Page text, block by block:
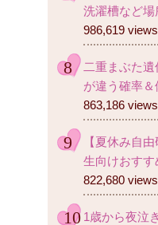
洗濯槽など
986,619 views
二重まぶた
が違う確率＆
863,186 views
【夏休み自
生向けおすす
822,680 views
1歳から夜泣